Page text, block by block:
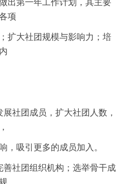
出第一年工作计划，其主要
项
扩大社团规模与影响力；培
社团成员，扩大社团人数，
，吸引更多的成员加入。
善社团组织机构；选举骨干成